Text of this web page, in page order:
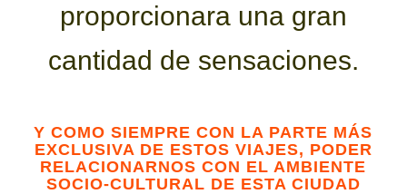
proporcionara una gran
cantidad de sensaciones.
Y COMO SIEMPRE CON LA PARTE MÁS
EXCLUSIVA DE ESTOS VIAJES, PODER
RELACIONARNOS CON EL AMBIENTE
SOCIO-CULTURAL DE ESTA CIUDAD